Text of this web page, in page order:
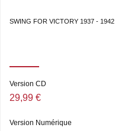
SWING FOR VICTORY 1937 - 1942
Version CD
29,99 €
Version Numérique